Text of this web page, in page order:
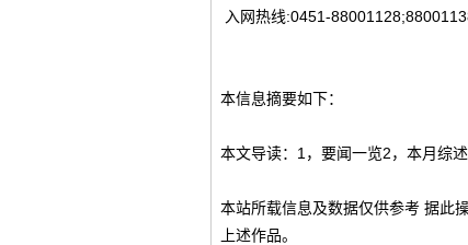
入网热线:0451-
本信息摘要如下：
本文导读：1，要闻一览2，本月综
本站所载信息及数据仅供参考 据此
上述作品。